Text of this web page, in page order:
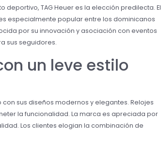
TAG Heuer es la elección predilecta. El
especialmente popular entre los dominicanos
por su innovación y asociación con eventos
sus seguidores.
un leve estilo
sus diseños modernos y elegantes. Relojes
la funcionalidad. La marca es apreciada por
Los clientes elogian la combinación de